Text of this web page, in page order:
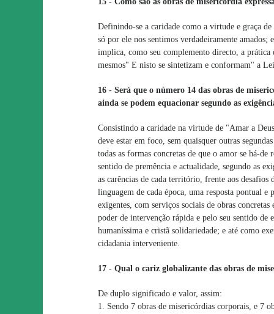
Definindo-se a caridade como a virtude e graça de
só por ele nos sentimos verdadeiramente
implica, como seu complemento directo, a
mesmos" E nisto se sintetizam e conformam" a
16 - Será que o número 14 das obras de
ainda se podem equacionar segundo as
Consistindo a caridade na virtude de "Amar a
deve estar em foco, sem quaisquer outras
todas as formas concretas de que o amor se há-de
sentido de premência e actualidade, segundo as
as carências de cada território, frente aos desafios
linguagem de cada época, uma resposta pontual e
exigentes, com serviços sociais de obras
poder de intervenção rápida e pelo seu sentido de
humaníssima e cristã solidariedade; e até como
cidadania interveniente.
17 - Qual o cariz globalizante das obras de
De duplo significado e valor, assim:
1. Sendo 7 obras de misericórdias corporais, e 7